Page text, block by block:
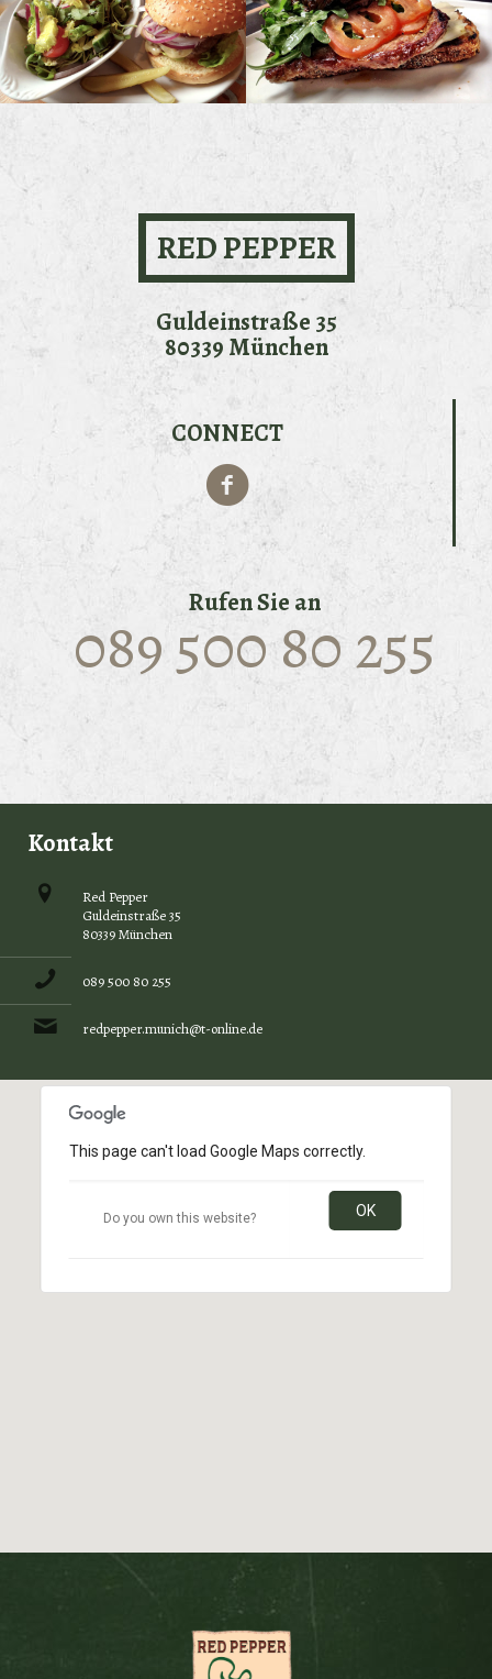
RED PEPPER
Guldeinstraße 35
80339 München
CONNECT
Rufen Sie an
089 500 80 255
Kontakt
Red Pepper
Guldeinstraße 35
80339 München
089 500 80 255
redpepper.munich@t-online.de
This page can't load Google Maps correctly.
Do you own this website? OK